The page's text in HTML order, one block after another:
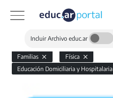
Incluir Archivo educ.ar
Familias
Física
Educación Domiciliaria y Hospitalaria